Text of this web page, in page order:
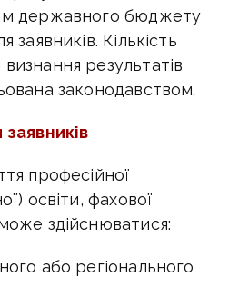
державного бюджету
Кількість
результатів
законодавством.
професійної
освіти, фахової
здійснюватися:
або регіонального